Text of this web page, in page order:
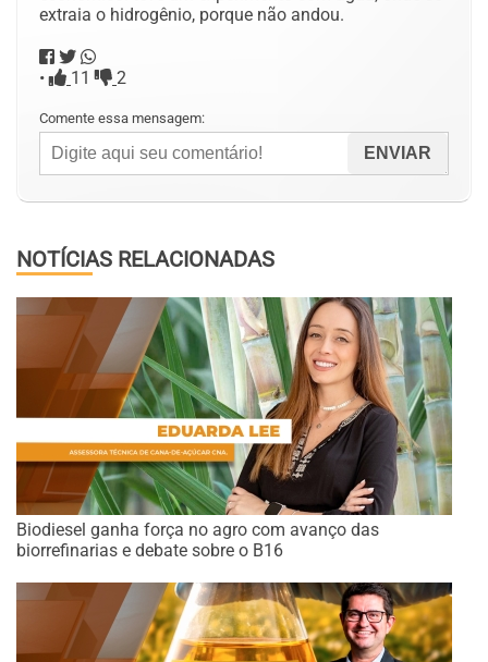
extraia o hidrogênio, porque não andou.
• 11 2
Comente essa mensagem:
NOTÍCIAS RELACIONADAS
Biodiesel ganha força no agro com avanço das
biorrefinarias e debate sobre o B16